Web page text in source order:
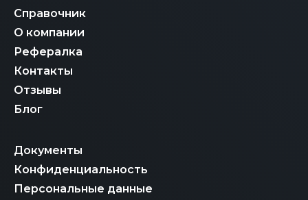
Справочник
О компании
Рефералка
Контакты
Отзывы
Блог
Документы
Конфиденциальность
Персональные данные